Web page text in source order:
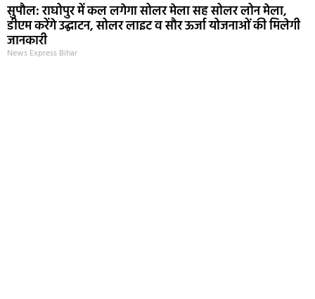
सुपौल: राघोपुर में कल लगेगा सोलर मेला सह सोलर लोन मेला,
डीएम करेंगे उद्घाटन, सोलर लाइट व सौर ऊर्जा योजनाओं की मिलेगी
जानकारी
News Express Bihar